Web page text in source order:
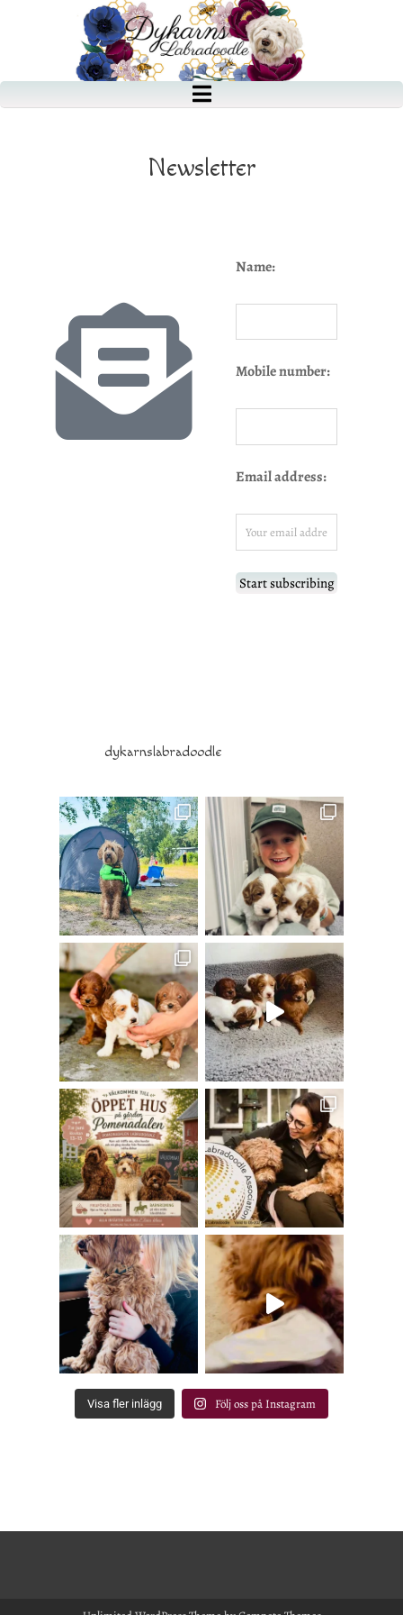
Newsletter
Name:
Mobile number:
Email address:
dykarnslabradoodle
Visa fler inlägg Följ oss på Instagram